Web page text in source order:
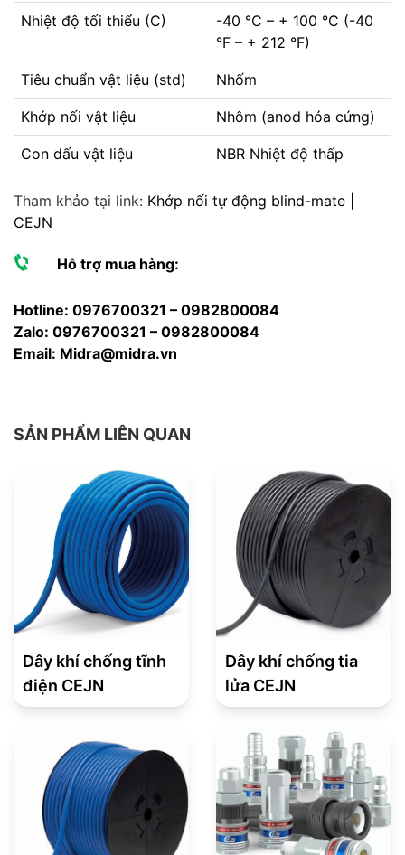
Nhiệt độ tối thiểu (C)
-40 °C – + 100 °C (-40
°F – + 212 °F)
Tiêu chuẩn vật liệu (std) Nhốm
Khớp nối vật liệu Nhôm (anod hóa cứng)
Con dấu vật liệu NBR Nhiệt độ thấp
Tham khảo tại link: Khớp nối tự động blind-mate |
CEJN
Hỗ trợ mua hàng:
Hotline: 0976700321 – 0982800084
Zalo: 0976700321 – 0982800084
Email: Midra@midra.vn
SẢN PHẨM LIÊN QUAN
Dây khí chống tĩnh
điện CEJN
Dây khí chống tia
lửa CEJN